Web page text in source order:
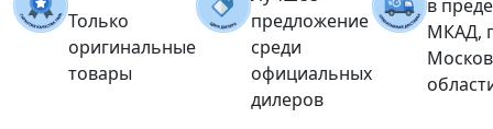
Только
оригинальные
товары
предложение
среди
официальных
дилеров
в
МКАД,